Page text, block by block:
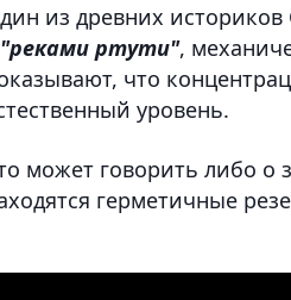
из древних
"реками ртути",
что
уровень.
может говорить либо о
герметичные